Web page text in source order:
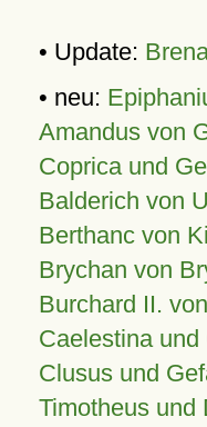
• Update:
• neu:
Amandus von
Coprica und
Balderich von
Berthanc von
Brychan von
Burchard II.
Caelestina und
Clusus und
Timotheus und